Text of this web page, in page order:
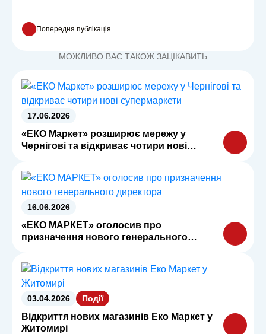
Попередня публікація
МОЖЛИВО ВАС ТАКОЖ ЗАЦІКАВИТЬ
17.06.2026
«ЕКО Маркет» розширює мережу у
Чернігові та відкриває чотири нові
16.06.2026
«ЕКО МАРКЕТ» оголосив про
призначення нового генерального
03.04.2026 Події
Відкриття нових магазинів Еко Маркет у
Житомирі